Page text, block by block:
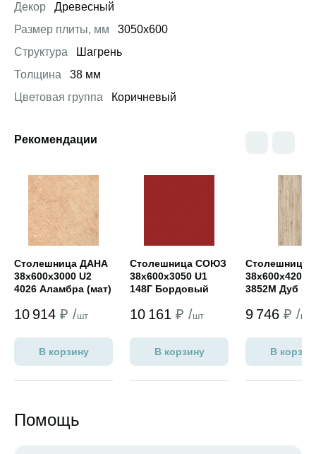
Декор
Древесный
Размер плиты, мм
3050х600
Структура
Шагрень
Толщина
38 мм
Цветовая группа
Коричневый
Рекомендации
Столешница ДАНА
38х600х3000 U2
4026 Аламбра (мат)
10 914 ₽ /шт
В корзину
Столешница СОЮЗ
38х600х3050 U1
148Г Бордовый
10 161 ₽ /шт
В корзину
Столешница
38х600х4200
3852М Дуб
9 746 ₽ /шт
В
Помощь